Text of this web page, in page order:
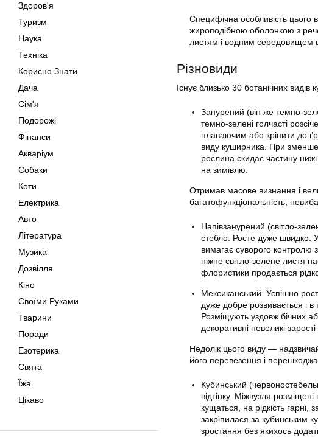
Здоров'я
Туризм
Наука
Техніка
Корисно Знати
Дача
Сім'я
Подорожі
Фінанси
Акваріум
Собаки
Коти
Електрика
Авто
Література
Музика
Дозвілля
Кіно
Своїми Руками
Тварини
Поради
Езотерика
Свята
Їжа
Цікаво
Специфічна особливість
жироподібною оболонкою з
листям і водним середовищем в
Різновиди
Існує близько 30 ботанічних видів
Занурений (він же темно-
темно-зелені голчасті
плаваючим або кріпити до
виду куширника. При
рослина скидає частину
на зимівлю.
Отримав масове визнання і
багатофункціональність,
Напівзанурений (світло-
стебло. Росте дуже швидко.
вимагає суворого контролю
ніжне світло-зелене листя
флористики продається
Мексиканський. Успішно
дуже добре розвивається і
Розміщують уздовж бічних
декоративні невеликі
Недолік цього виду —
його перевезення і
Кубинський
відтінку. Міжвузля
кущаться, на рідкість
закріпилася за кубинським
зростання без якихось